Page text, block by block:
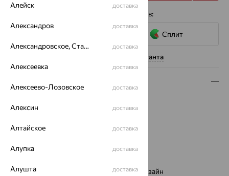
с помощью сервисов:
Сплит
Нужна помощь консультанта
Вес:1.05 — 1.08
Металл:
Проба:
Виды дизайна браслетов:
Европейский дизайн
Алейск доставка
Александров доставка
Александровское, Ставропольский край доставка
Алексеевка доставка
Алексеево-Лозовское доставка
Алексин доставка
Алтайское доставка
Алупка доставка
Алушта доставка